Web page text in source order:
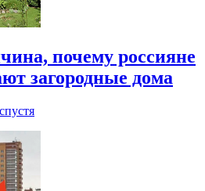
почему россияне
загородные дома